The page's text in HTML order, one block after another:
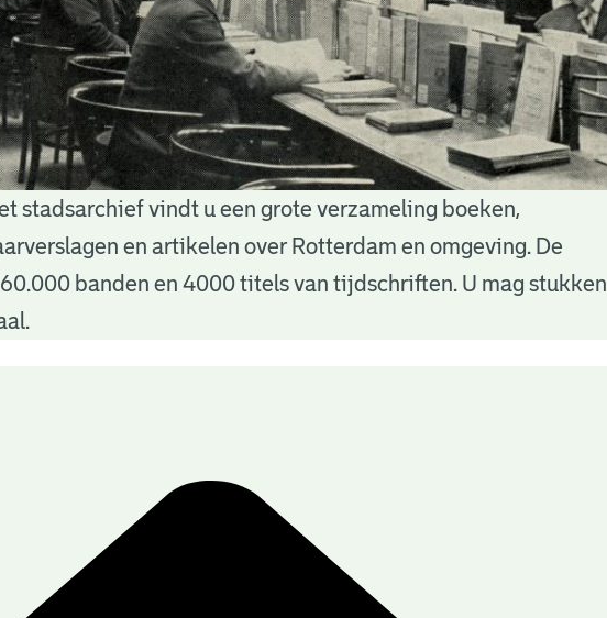
stadsarchief vindt u een grote verzameling boeken,
en artikelen over Rotterdam en omgeving. De
banden en 4000 titels van tijdschriften. U mag stukken